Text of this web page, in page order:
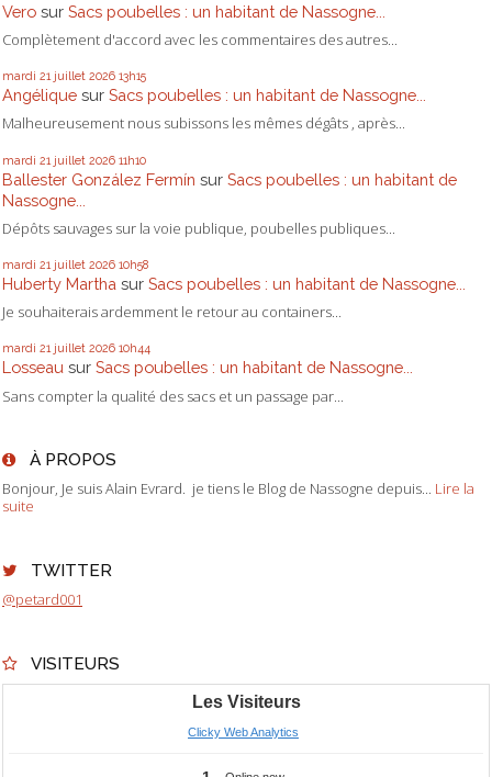
Vero sur Sacs poubelles : un habitant de Nassogne...
Complètement d'accord avec les commentaires des autres...
mardi 21 juillet 2026 13h15
Angélique sur Sacs poubelles : un habitant de Nassogne...
Malheureusement nous subissons les mêmes dégâts , après...
mardi 21 juillet 2026 11h10
Ballester González Fermín sur Sacs poubelles : un habitant de
Nassogne...
Dépôts sauvages sur la voie publique, poubelles publiques...
mardi 21 juillet 2026 10h58
Huberty Martha sur Sacs poubelles : un habitant de Nassogne...
Je souhaiterais ardemment le retour au containers...
mardi 21 juillet 2026 10h44
Losseau sur Sacs poubelles : un habitant de Nassogne...
Sans compter la qualité des sacs et un passage par...
À PROPOS
Bonjour, Je suis Alain Evrard. je tiens le Blog de Nassogne depuis... Lire la
suite
TWITTER
@petard001
VISITEURS